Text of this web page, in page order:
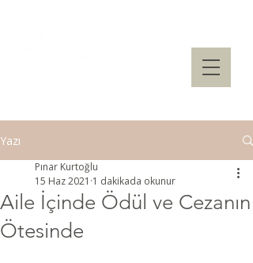
Yazı
Aile İçinde Ödül ve Cezanın
Ötesinde
Pınar Kurtoğlu
15 Haz 2021 1 dakikada okunur